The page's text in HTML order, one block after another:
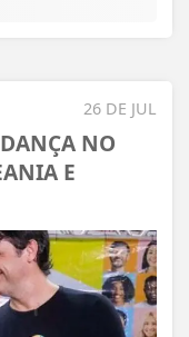
26 DE JUL
NO
E